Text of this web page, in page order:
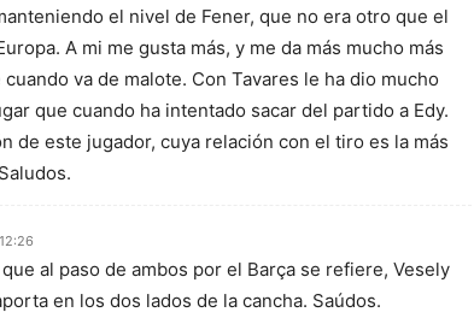
el nivel de Fener, que no era otro que el
A mi me gusta más, y me da más mucho más
va de malote. Con Tavares le ha dio mucho
que cuando ha intentado sacar del partido a Edy.
de este jugador, cuya relación con el tiro es la más
al paso de ambos por el Barça se refiere, Vesely
en los dos lados de la cancha. Saúdos.